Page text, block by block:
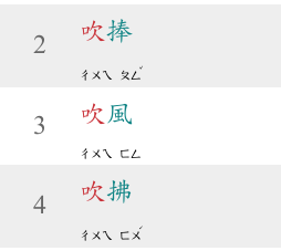
2
吹捧
ㄔㄨㄟ ㄆㄥ
ˇ
3 吹 風
ㄔㄨㄟ ㄈㄥ
4
吹拂
ㄔㄨㄟ ㄈㄨ
ˊ